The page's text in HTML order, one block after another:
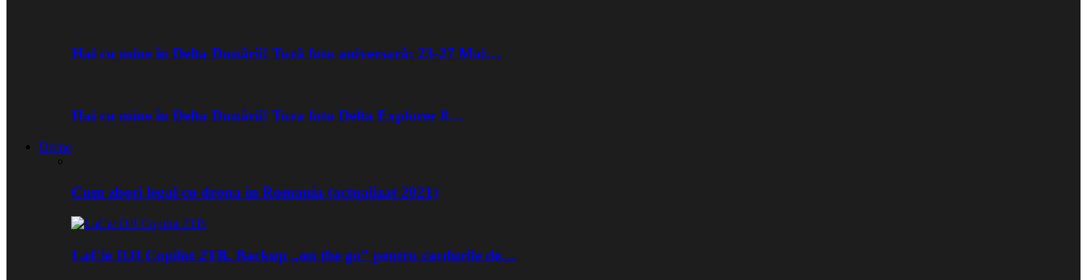
Hai cu mine în Delta Dunării! Tură foto aniversară: 23-27 Mai…
Hai cu mine în Delta Dunării! Tura foto Delta Explorer 8…
Drone
Cum zbori legal cu drona in Romania (actualizat 2021)
LaCie DJI Copilot 2TB. Backup „on the go” pentru cardurile de…